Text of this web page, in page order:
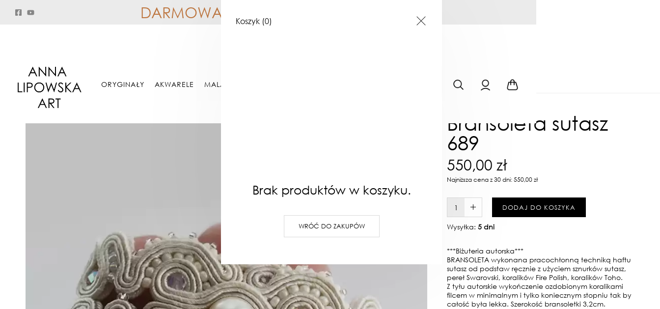
DARMOWA WYSYŁKA powyżej 200zł
ORYGINAŁY AKWARELE MALARSTWO
Koszyk (0)
Brak produktów w koszyku.
WRÓĆ DO ZAKUPÓW
BIŻUTERIA
Bransoleta sutasz
689
550,00 zł
Najniższa cena z 30 dni: 550,00 zł
W KOSZYKU :)DODAJ DO KOSZYKA
Wysyłka:5 dni
***Biżuteria autorska***
BRANSOLETA wykonana pracochłonną techniką haftu
sutasz od podstaw ręcznie z użyciem sznurków sutasz,
pereł Swarovski, koralików Fire Polish, koralików Toho.
Z tyłu autorskie wykończenie ozdobionym koralikami
filcem w minimalnym i tylko koniecznym stopniu tak by
całość była lekka. Szerokość bransoletki 3,2cm.